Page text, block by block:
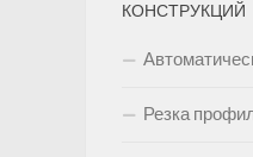
КОНСТРУКЦИЙ
Резка